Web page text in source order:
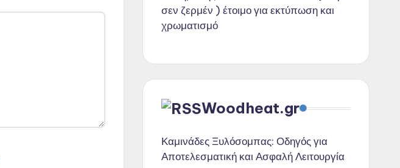
σεν ζερμέν ) έτοιμο για εκτύπωση και
χρωματισμό
Woodheat.gr
Καμινάδες Ξυλόσομπας: Οδηγός για
Αποτελεσματική και Ασφαλή Λειτουργία